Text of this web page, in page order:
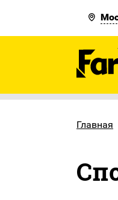
Главная